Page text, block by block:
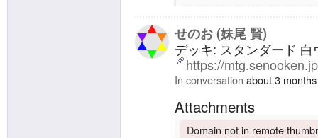
せのお (妹尾 賢)
デッキ: スタンダード
https://
In conversation about 3
Attachments
Domain not in remote